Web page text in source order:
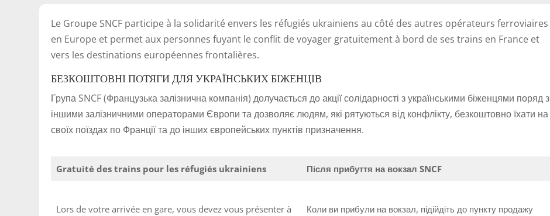
Le Groupe SNCF participe à la solidarité envers les réfugiés ukrainiens au côté des autres opérateurs ferroviaires
en Europe et permet aux personnes fuyant le conflit de voyager gratuitement à bord de ses trains en France et
vers les destinations européennes frontalières.
БЕЗКОШТОВНІ ПОТЯГИ ДЛЯ УКРАЇНСЬКИХ БІЖЕНЦІВ
Група SNCF (Французька залізнична компанія) долучається до акції солідарності з українськими біженцями поряд з
іншими залізничними операторами Європи та дозволяє людям, які рятуються від конфлікту, безкоштовно їхати на
своїх поїздах по Франції та до інших європейських пунктів призначення.
Gratuité des trains pour les réfugiés ukrainiens Після прибуття на вокзал SNCF
Lors de votre arrivée en gare, vous devez vous présenter à
Коли ви прибули на вокзал, підійдіть до пункту продажу